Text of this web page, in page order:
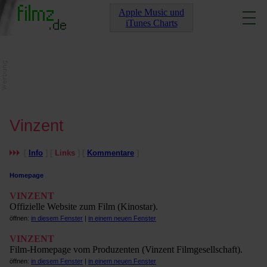
Apple Music und
iTunes Charts
Vinzent
Info Links Kommentare
Homepage
VINZENT
Offizielle Website zum Film (Kinostar).
öffnen: in diesem Fenster | in einem neuen Fenster
VINZENT
Film-Homepage vom Produzenten (Vinzent Filmgesellschaft).
öffnen: in diesem Fenster | in einem neuen Fenster